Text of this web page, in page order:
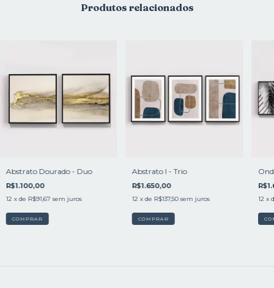
Produtos relacionados
Abstrato Dourado - Duo
R$1.100,00
12 x de R$91,67 sem juros
COMPRAR
Abstrato l - Trio
R$1.650,00
12 x de R$137,50 sem juros
COMPRAR
12 x